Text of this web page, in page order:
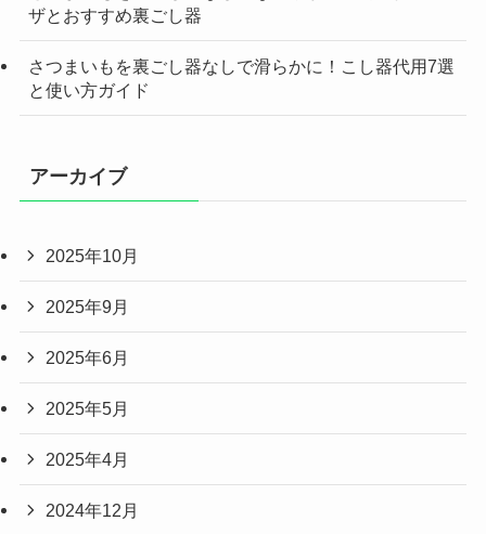
ザとおすすめ裏ごし器
さつまいもを裏ごし器なしで滑らかに！こし器代用7選
と使い方ガイド
アーカイブ
2025年10月
2025年9月
2025年6月
2025年5月
2025年4月
2024年12月